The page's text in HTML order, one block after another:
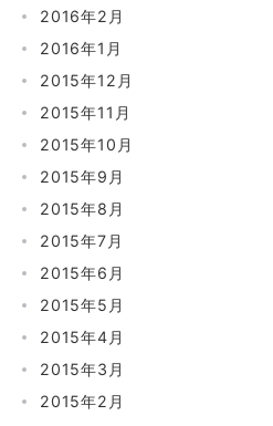
2016年2月
2016年1月
2015年12月
2015年11月
2015年10月
2015年9月
2015年8月
2015年7月
2015年6月
2015年5月
2015年4月
2015年3月
2015年2月